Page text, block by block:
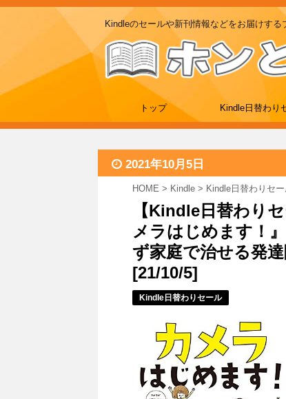
Kindleのセールや新刊情報などをお届けする
トップ Kindle日替わり
2021年10月5日
HOME > Kindle > Kindle日替わりセ
【Kindle日替わり
メラはじめます！
ず家庭で治せる発
[21/10/5]
Kindle日替わりセール